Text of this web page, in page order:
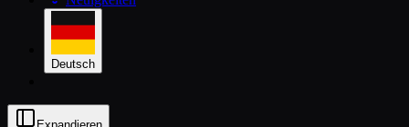
Deutsch